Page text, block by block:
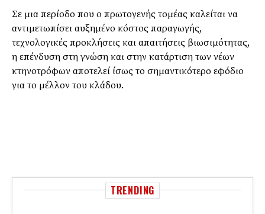
Σε μια περίοδο που ο πρωτογενής τομέας καλείται να
αντιμετωπίσει αυξημένο κόστος παραγωγής,
τεχνολογικές προκλήσεις και απαιτήσεις βιωσιμότητας,
η επένδυση στη γνώση και στην κατάρτιση των νέων
κτηνοτρόφων αποτελεί ίσως το σημαντικότερο εφόδιο
για το μέλλον του κλάδου.
TRENDING